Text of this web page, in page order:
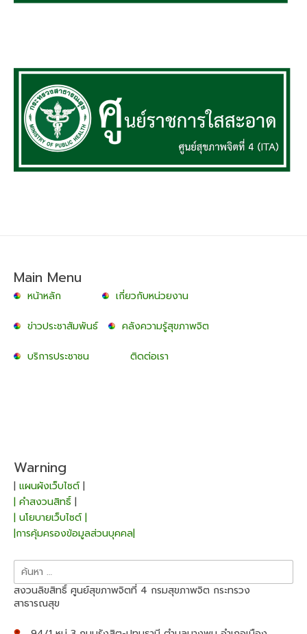
Main Menu
หน้าหลัก เกี่ยวกับหน่วยงาน
ข่าวประชาสัมพันธ์ คลังความรู้สุขภาพจิต
บริการประชาชน ติดต่อเรา
Warning
| แผนผังเว็บไซต์|
| คำสงวนสิทธิ์ |
| นโยบายเว็บไซต์ |
|การคุ้มครองข้อมูลส่วนบุคคล|
ค้นหา
สำหรับ:
สงวนลิขสิทธิ์ ศูนย์สุขภาพจิตที่ 4 กรมสุขภาพจิต กระทรวง
สาธารณสุข